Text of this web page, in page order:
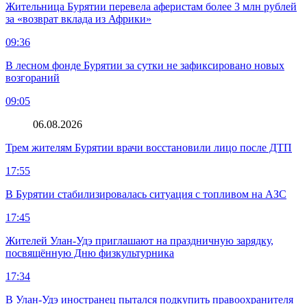
Жительница Бурятии перевела аферистам более 3 млн рублей
за «возврат вклада из Африки»
09:36
В лесном фонде Бурятии за сутки не зафиксировано новых
возгораний
09:05
06.08.2026
Трем жителям Бурятии врачи восстановили лицо после ДТП
17:55
В Бурятии стабилизировалась ситуация с топливом на АЗС
17:45
Жителей Улан-Удэ приглашают на праздничную зарядку,
посвящённую Дню физкультурника
17:34
В Улан-Удэ иностранец пытался подкупить правоохранителя